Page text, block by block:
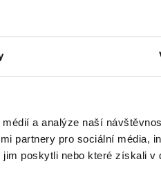
a analýze naší
partnery pro sociální média,
poskytli nebo které získali v
Stačí si s sebou na městský
podepsanou
zřídit pouze s úředně